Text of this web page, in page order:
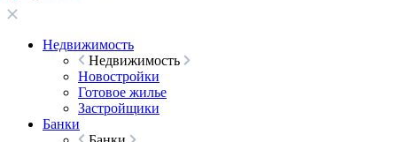
Недвижимость
Недвижимость
Новостройки
Готовое жилье
Застройщики
Банки